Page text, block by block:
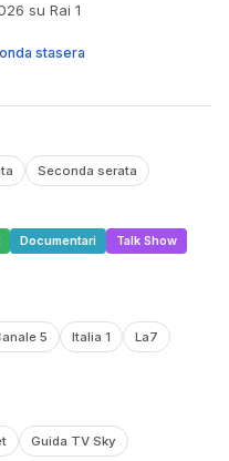
su Rai 1
stasera
Seconda serata
Documentari
Talk Show
5 Italia 1
La7
Guida TV Sky